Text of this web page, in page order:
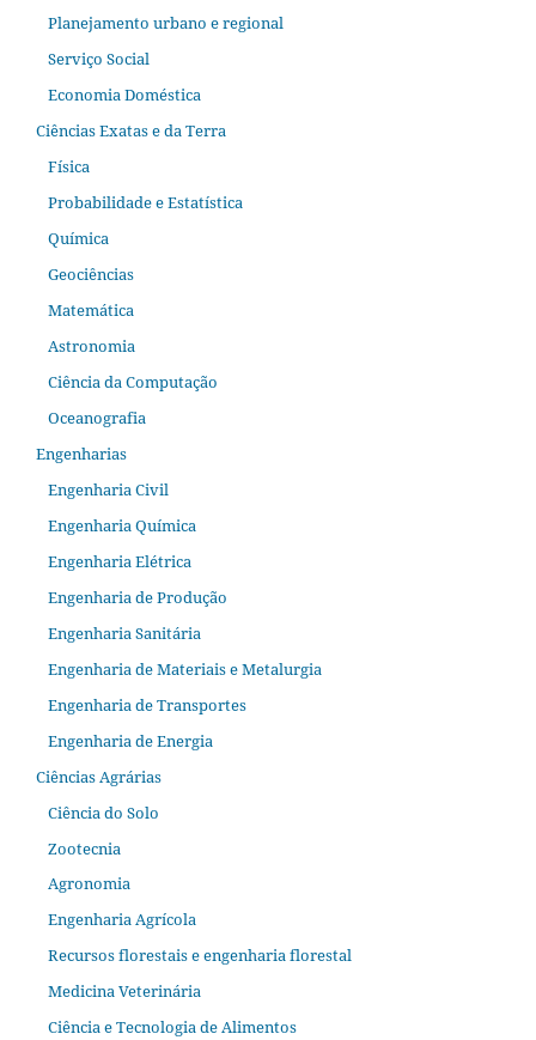
Planejamento urbano e regional
Serviço Social
Economia Doméstica
Ciências Exatas e da Terra
Física
Probabilidade e Estatística
Química
Geociências
Matemática
Astronomia
Ciência da Computação
Oceanografia
Engenharias
Engenharia Civil
Engenharia Química
Engenharia Elétrica
Engenharia de Produção
Engenharia Sanitária
Engenharia de Materiais e Metalurgia
Engenharia de Transportes
Engenharia de Energia
Ciências Agrárias
Ciência do Solo
Zootecnia
Agronomia
Engenharia Agrícola
Recursos florestais e engenharia florestal
Medicina Veterinária
Ciência e Tecnologia de Alimentos